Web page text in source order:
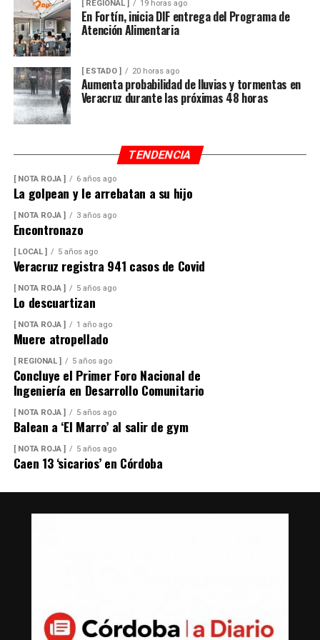
[ REGIONAL ] 19 horas ago
En Fortín, inicia DIF entrega del Programa de
Atención Alimentaria
[ ESTADO ] 20 horas ago
Aumenta probabilidad de lluvias y tormentas en
Veracruz durante las próximas 48 horas
TENDENCIA
[ NOTA ROJA ] 6 años ago
La golpean y le arrebatan a su hijo
[ NOTA ROJA ] 3 años ago
Encontronazo
[ LOCAL ] 5 años ago
Veracruz registra 941 casos de Covid
[ NOTA ROJA ] 5 años ago
Lo descuartizan
[ NOTA ROJA ] 1 año ago
Muere atropellado
[ REGIONAL ] 5 años ago
Concluye el Primer Foro Nacional de
Ingeniería en Desarrollo Comunitario
[ NOTA ROJA ] 5 años ago
Balean a ‘El Marro’ al salir de gym
[ NOTA ROJA ] 5 años ago
Caen 13 ‘sicarios’ en Córdoba